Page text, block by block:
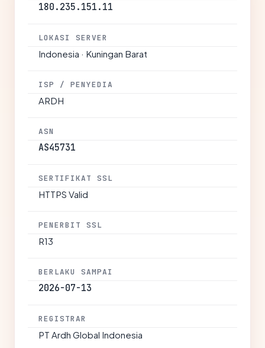
180.235.151.11
LOKASI SERVER
Indonesia · Kuningan Barat
ISP / PENYEDIA
ARDH
ASN
AS45731
SERTIFIKAT SSL
HTTPS Valid
PENERBIT SSL
R13
BERLAKU SAMPAI
2026-07-13
REGISTRAR
PT Ardh Global Indonesia